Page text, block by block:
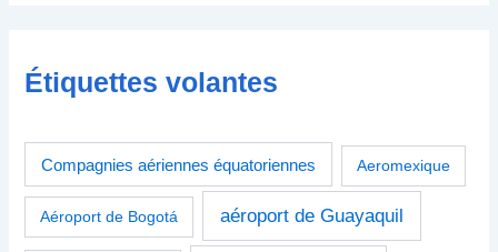
Étiquettes volantes
Compagnies aériennes équatoriennes Aeromexique
Aéroport de Bogotá aéroport de Guayaquil